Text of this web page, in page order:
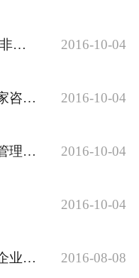
上海加强建筑垃圾监管 防范非法倾倒行为再次出现 2016-10-04
济源市生活垃圾处置方案专家咨询会昨日召开 2016-10-04
杭州市出台《生活垃圾分类管理规范》 2016-10-04
2016-10-04
我国垃圾焚烧发电市场竞争企业分析及前景预测 2016-08-08